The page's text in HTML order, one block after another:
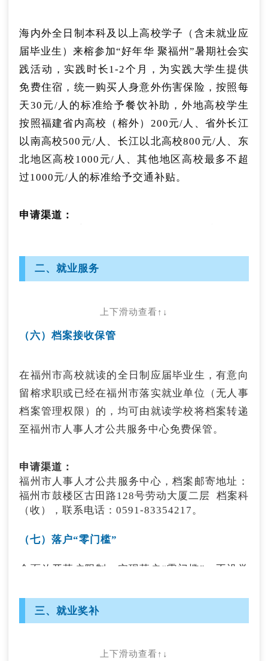
海内外全日制本科及以上高校学子（含未就业应
届毕业生）来榕参加“好年华 聚福州”暑期社会实
践活动，实践时长1-2个月，为实践大学生提供
免费住宿，统一购买人身意外伤害保险，按照每
天30元/人的标准给予餐饮补助，外地高校学生
按照福建省内高校（榕外）200元/人、省外长江
以南高校500元/人、长江以北高校800元/人、东
北地区高校1000元/人、其他地区高校最多不超
过1000元/人的标准给予交通补贴。
申请渠道：
（二）就业岗位推荐
托“好年华 聚福州”求职招聘平台，广泛征集发布
招聘信息，推行网络招聘、视频面试等服务，并
申请渠道：
1.登录“好年华 聚福州”求职招聘平台
（https://zph.fzrsrc.com ）注册个人账户并发布
简历，平台将根据个人情况推荐岗位；
83849356@163.com
（三）求职免费住宿
日制本科毕业生，可申请享受最长一年免费住
关注“福州人社”微信公众号，发送“免费住宿”即
可点击链接，在线提交申请材料。
二、就业服务
上下滑动查看↑↓
（六）档案接收保管
在福州市高校就读的全日制应届毕业生，有意向
留榕求职或已经在福州市落实就业单位（无人事
档案管理权限）的，均可由就读学校将档案转递
至福州市人事人才公共服务中心免费保管。
申请渠道：
福州市人事人才公共服务中心，档案邮寄地址：
福州市鼓楼区古田路128号劳动大厦二层 档案科
（收），联系电话：0591-83354217。
（七）落户“零门槛”
全面放开落户限制，实现落户“零门槛”，不设学
在福州市落户，六县（市）、长乐区人员均可申
请在五城区落户。
通过“福建治安便民”“闽政通”“e福州”等微信公
三、就业奖补
上下滑动查看↑↓